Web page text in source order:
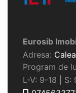
Eurosib
Adresa:
Program de
L-V: 9-18 | S: